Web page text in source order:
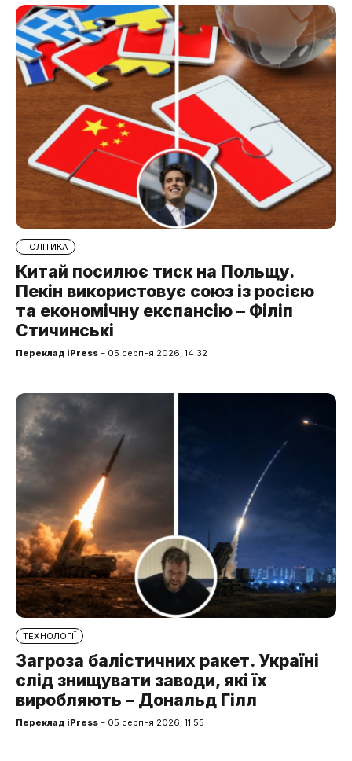
ПОЛІТИКА
Китай посилює тиск на Польщу.
Пекін використовує союз із росією
та економічну експансію – Філіп
Стичинські
Переклад iPress – 05 серпня 2026, 14:32
ТЕХНОЛОГІЇ
Загроза балістичних ракет. Україні
слід знищувати заводи, які їх
виробляють – Дональд Гілл
Переклад iPress – 05 серпня 2026, 11:55